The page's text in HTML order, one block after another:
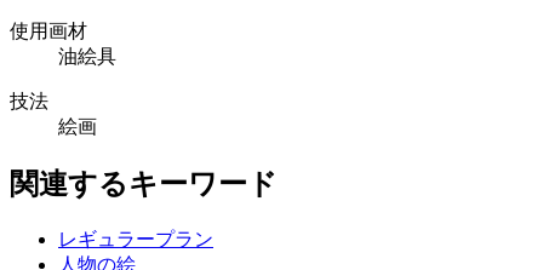
使用画材
油絵具
技法
絵画
関連するキーワード
レギュラープラン
人物の絵